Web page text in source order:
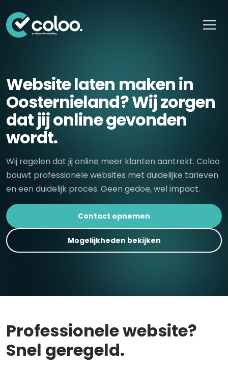
Website laten maken in
Oosternieland? Wij zorgen
dat jij online gevonden
wordt.
Wij regelen dat jij online meer klanten aantrekt. Coloo
bouwt professionele websites met duidelijke tarieven
en een duidelijk proces. Geen gedoe, wel impact.
Contact opnemen
Mogelijkheden bekijken
Professionele website?
Snel geregeld.